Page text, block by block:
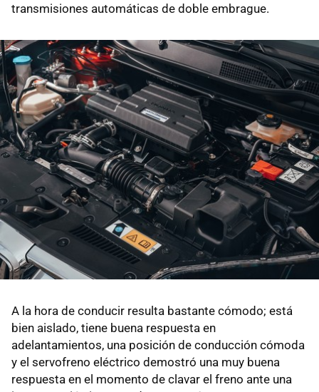
transmisiones automáticas de doble embrague.
A la hora de conducir resulta bastante cómodo; está
bien aislado, tiene buena respuesta en
adelantamientos, una posición de conducción cómoda
y el servofreno eléctrico demostró una muy buena
respuesta en el momento de clavar el freno ante una